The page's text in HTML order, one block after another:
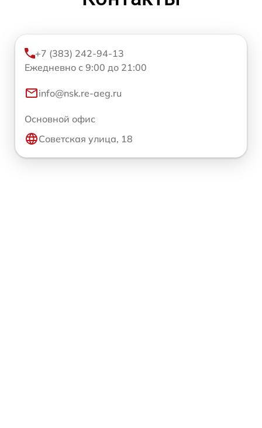
+7 (383) 242-94-13
Ежедневно с 9:00 до 21:00
info@nsk.re-aeg.ru
Основной офис
Советская улица, 18